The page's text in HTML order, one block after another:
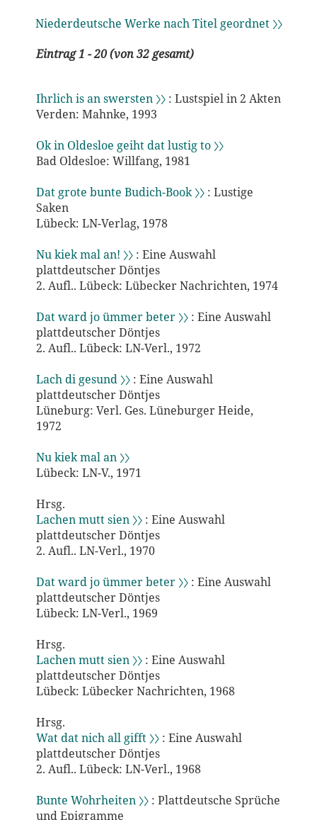
Niederdeutsche Werke nach Titel geordnet 〉〉
Eintrag 1 - 20 (von 32 gesamt)
Ihrlich is an swersten 〉〉: Lustspiel in 2 Akten
Verden: Mahnke, 1993
Ok in Oldesloe geiht dat lustig to 〉〉
Bad Oldesloe: Willfang, 1981
Dat grote bunte Budich-Book 〉〉: Lustige
Saken
Lübeck: LN-Verlag, 1978
Nu kiek mal an! 〉〉: Eine Auswahl
plattdeutscher Döntjes
2. Aufl.. Lübeck: Lübecker Nachrichten, 1974
Dat ward jo ümmer beter 〉〉: Eine Auswahl
plattdeutscher Döntjes
2. Aufl.. Lübeck: LN-Verl., 1972
Lach di gesund 〉〉: Eine Auswahl
plattdeutscher Döntjes
Lüneburg: Verl. Ges. Lüneburger Heide,
1972
Nu kiek mal an 〉〉
Lübeck: LN-V., 1971
Hrsg.
Lachen mutt sien 〉〉: Eine Auswahl
plattdeutscher Döntjes
2. Aufl.. LN-Verl., 1970
Dat ward jo ümmer beter 〉〉: Eine Auswahl
plattdeutscher Döntjes
Lübeck: LN-Verl., 1969
Hrsg.
Lachen mutt sien 〉〉: Eine Auswahl
plattdeutscher Döntjes
Lübeck: Lübecker Nachrichten, 1968
Hrsg.
Wat dat nich all gifft 〉〉: Eine Auswahl
plattdeutscher Döntjes
2. Aufl.. Lübeck: LN-Verl., 1968
Bunte Wohrheiten 〉〉: Plattdeutsche Sprüche
und Epigramme